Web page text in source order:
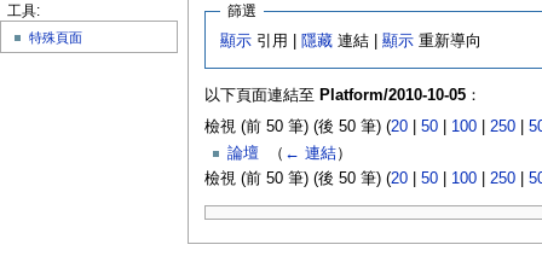
篩選
顯示 引用 | 隱藏 連結 |顯示 重新導向
以下頁面連結至 Platform/2010-10-05：
檢視 (前 50 筆) (後 50 筆) (20| 50| 100| 250|
論壇
（ ← 連結）
檢視 (前 50 筆) (後 50 筆) (20| 50| 100| 250|
工具:
特殊頁面